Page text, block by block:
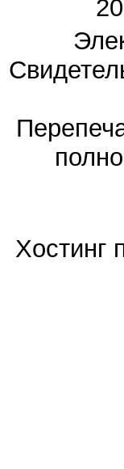
Хостинг